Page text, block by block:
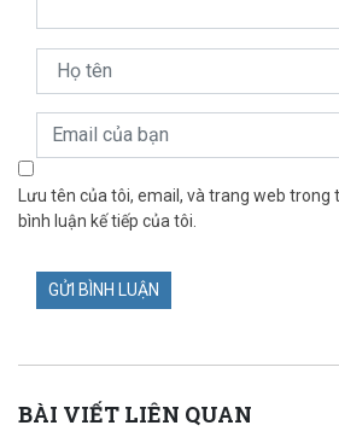
Lưu tên của tôi, email, và trang web trong
bình luận kế tiếp của tôi.
BÀI VIẾT LIÊN QUAN